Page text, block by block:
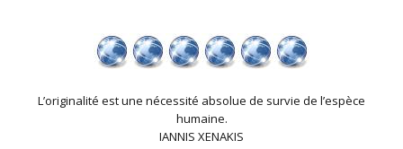
L’originalité est une nécessité absolue de survie de l’espèce
humaine.
IANNIS XENAKIS